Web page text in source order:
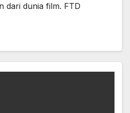
dari dunia film. FTD